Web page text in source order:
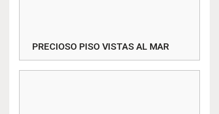
PRECIOSO PISO VISTAS AL MAR